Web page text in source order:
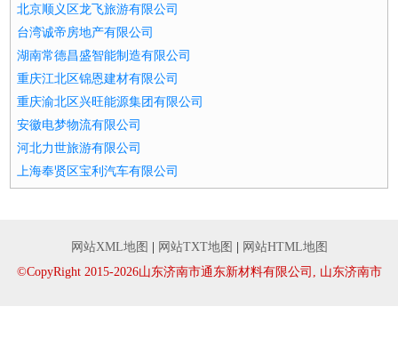
北京顺义区龙飞旅游有限公司
台湾诚帝房地产有限公司
湖南常德昌盛智能制造有限公司
重庆江北区锦恩建材有限公司
重庆渝北区兴旺能源集团有限公司
安徽电梦物流有限公司
河北力世旅游有限公司
上海奉贤区宝利汽车有限公司
网站XML地图 网站TXT地图
网站HTML地图
©CopyRight 2015-2026山东济南市通东新材料有限公司, 山东济南市